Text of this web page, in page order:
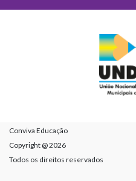
Conviva Educação
Copyright @ 2026
Todos os direitos reservados